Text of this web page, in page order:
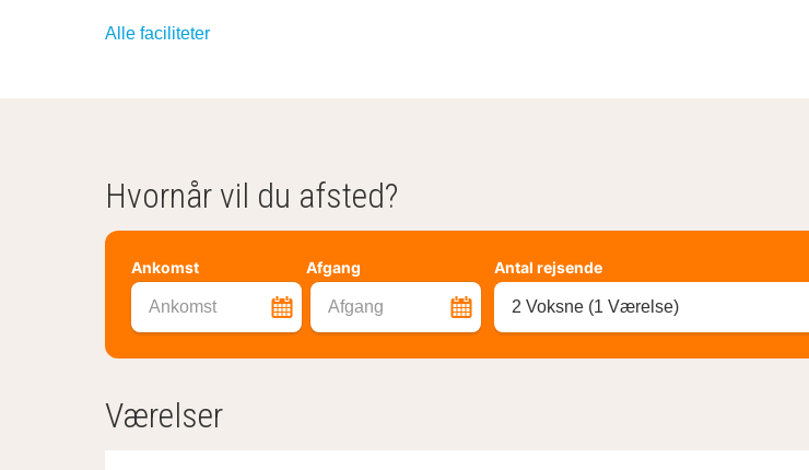
Alle faciliteter
Hvornår vil du afsted?
Ankomst Afgang
Ankomst Afgang
Antal rejsende
2 Voksne (1 Værelse)
Værelser